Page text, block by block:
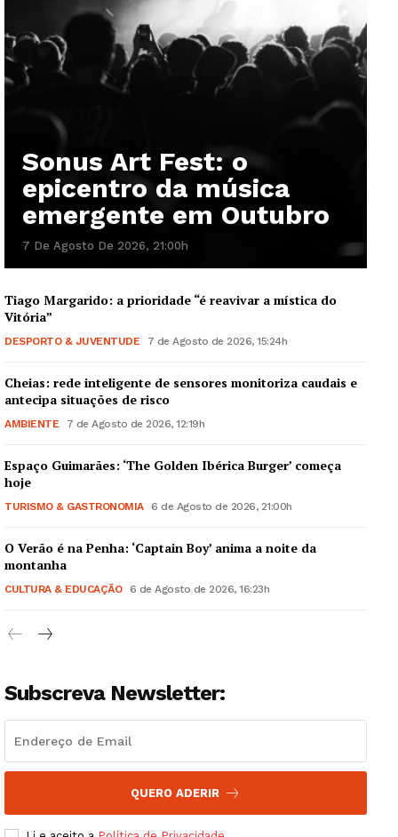
Guimarães, agora!
Institucional
Artigos
Edição Digital
Grande Entrevista
Sonus Art Fest: o
epicentro da música
emergente em Outubro
7 De Agosto De 2026, 21:00h
Tiago Margarido: a prioridade “é reavivar a mística do
Vitória”
DESPORTO & JUVENTUDE 7 de Agosto de 2026, 15:24h
Cheias: rede inteligente de sensores monitoriza caudais e
antecipa situações de risco
AMBIENTE 7 de Agosto de 2026, 12:19h
Espaço Guimarães: ‘The Golden Ibérica Burger’ começa
hoje
TURISMO & GASTRONOMIA 6 de Agosto de 2026, 21:00h
O Verão é na Penha: ‘Captain Boy’ anima a noite da
montanha
CULTURA & EDUCAÇÃO 6 de Agosto de 2026, 16:23h
Subscreva Newsletter:
QUERO ADERIR